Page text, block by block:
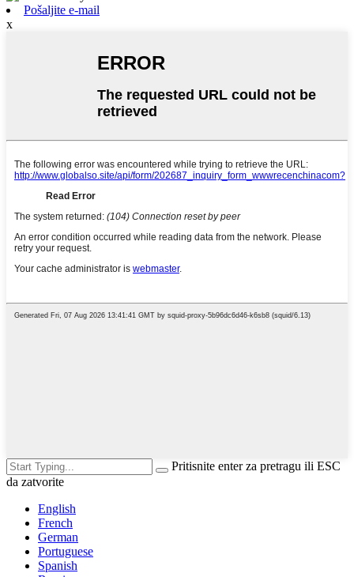
Pošaljite e-mail
x
Pritisnite enter za pretragu ili ESC
da zatvorite
English
French
German
Portuguese
Spanish